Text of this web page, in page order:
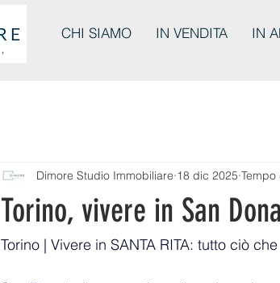
CHI SIAMO IN VENDITA IN
Torino, vivere in San
Dimore Studio Immobiliare 18 dic 2025 Tempo
Torino | Vivere in SANTA RITA: tutto ciò